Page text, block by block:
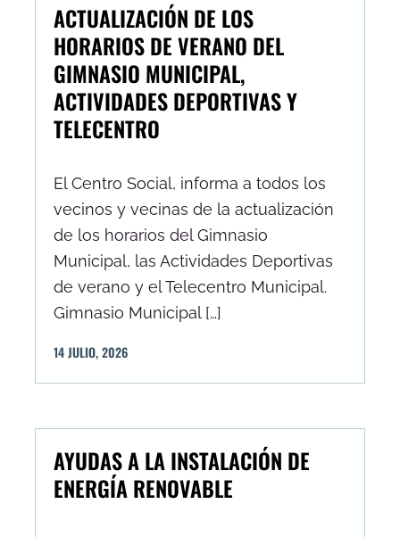
ACTUALIZACIÓN DE LOS
HORARIOS DE VERANO DEL
GIMNASIO MUNICIPAL,
ACTIVIDADES DEPORTIVAS Y
TELECENTRO
El Centro Social, informa a todos los
vecinos y vecinas de la actualización
de los horarios del Gimnasio
Municipal, las Actividades Deportivas
de verano y el Telecentro Municipal.
Gimnasio Municipal […]
14 JULIO,2026
AYUDAS A LA INSTALACIÓN DE
ENERGÍA RENOVABLE